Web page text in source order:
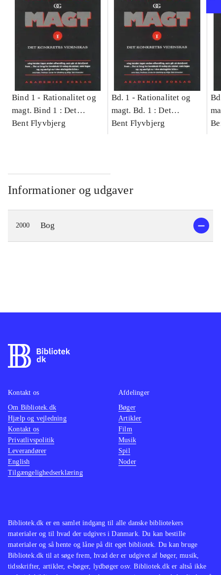
Bind 1 - Rationalitet og
magt. Bind 1 : Det
konkretes videnskab
Bent Flyvbjerg
Bd. 1 -Rationalitet og
magt. Bd. 1 : Det
konkretes videnskab
Bent Flyvbjerg
Informationer og udgaver
2000 Bog
Bibliotek.dk er en samlet indgang til alle danske bibliotekers
materialer og til hvad der udgives i Danmark. Du kan bestille
materialer og så hente og låne på dit eget bibliotek. Du kan bruge
Bibliotek.dk til at søge frem, hvad der er udgivet af bøger, musik,
tidsskrifter, artikler, e-bøger, lydbøger osv. Bibliotek.dk er altså ikke
Kontakt os
Om Bibliotek.dk
Hjælp og vejledning
Kontakt os
Privatlivspolitik
Leverandører
English
Tilgængelighedserklæring
Afdelinger
Bøger
Artikler
Film
Musik
Spil
Noder